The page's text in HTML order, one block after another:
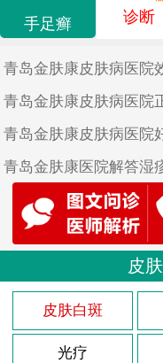
手足癣 诊断
青岛金肤康皮肤病医院
青岛金肤康口碑?
皮
皮肤白斑
光疗